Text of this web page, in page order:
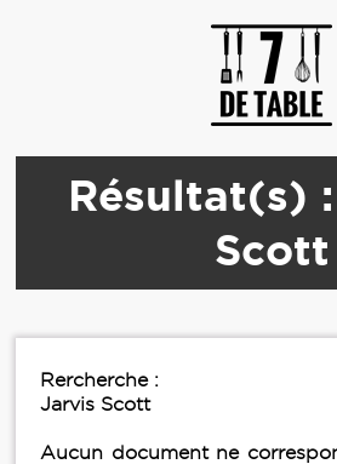
Résultat(s)
Scott
Rercherche :
Jarvis Scott
Aucun document ne